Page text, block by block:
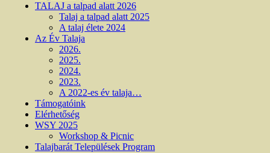
TALAJ a talpad alatt 2026
Talaj a talpad alatt 2025
A talaj élete 2024
Az Év Talaja
2026.
2025.
2024.
2023.
A 2022-es év talaja…
Támogatóink
Elérhetőség
WSY 2025
Workshop & Picnic
Talajbarát Települések Program